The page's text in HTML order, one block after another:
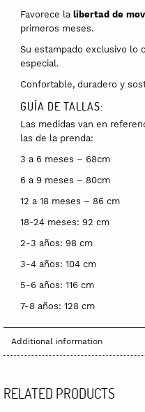
Favorece la libertad de
primeros meses.
Su estampado exclusivo lo
especial.
Confortable, duradero y
GUÍA DE TALLAS:
Las medidas van en
las de la prenda:
3 a 6 meses – 68cm
6 a 9 meses – 80cm
12 a 18 meses – 86 cm
18-24 meses: 92 cm
2-3 años: 98 cm
3-4 años: 104 cm
5-6 años: 116 cm
7-8 años: 128 cm
Additional information
RELATED PRODUCTS